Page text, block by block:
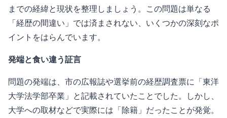
までの経緯と現状を整理しましょう。この問題は単なる
「経歴の間違い」では済まされない、いくつかの深刻なポ
イントをはらんでいます。
発端と食い違う証言
問題の発端は、市の広報誌や選挙前の経歴調査票に「東洋
大学法学部卒業」と記載されていたことでした。しかし、
大学への取材などで実際には「除籍」だったことが発覚。